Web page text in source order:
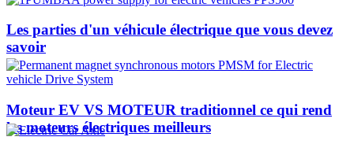
Les parties d'un véhicule électrique que vous devez
savoir
Moteur EV VS MOTEUR traditionnel ce qui rend
les moteurs électriques meilleurs